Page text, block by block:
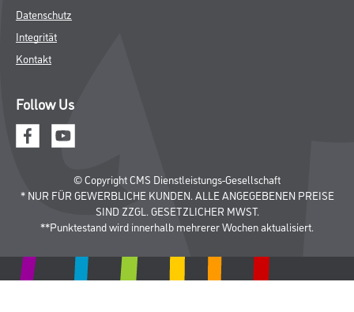
Datenschutz
Integrität
Kontakt
Follow Us
© Copyright CMS Dienstleistungs-Gesellschaft
* NUR FÜR GEWERBLICHE KUNDEN. ALLE ANGEGEBENEN PREISE
SIND ZZGL. GESETZLICHER MWST.
**Punktestand wird innerhalb mehrerer Wochen aktualisiert.